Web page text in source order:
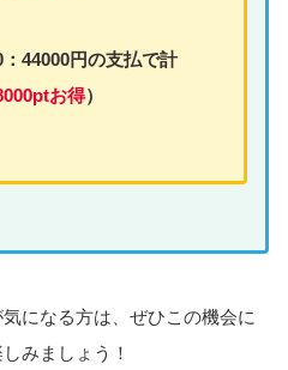
：44000円の支払で計
お得）
になる方は、ぜひこの機会に
みましょう！